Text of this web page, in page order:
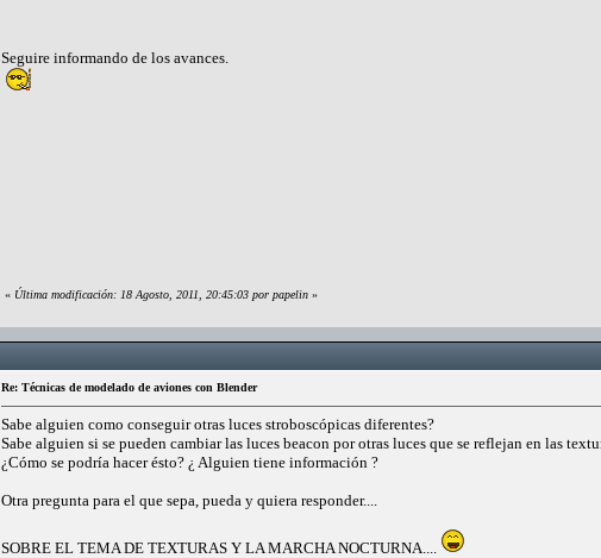
Seguire informando de los avances.
« Última modificación: 18 Agosto, 2011, 20:45:03 por papelin »
Re: Técnicas de modelado de aviones con Blender
Sabe alguien como conseguir otras luces stroboscópicas diferentes?
Sabe alguien si se pueden cambiar las luces beacon por otras luces que se reflejan en las
¿Cómo se podría hacer ésto? ¿ Alguien tiene información ?
Otra pregunta para el que sepa, pueda y quiera responder....
SOBRE EL TEMA DE TEXTURAS Y LA MARCHA NOCTURNA....